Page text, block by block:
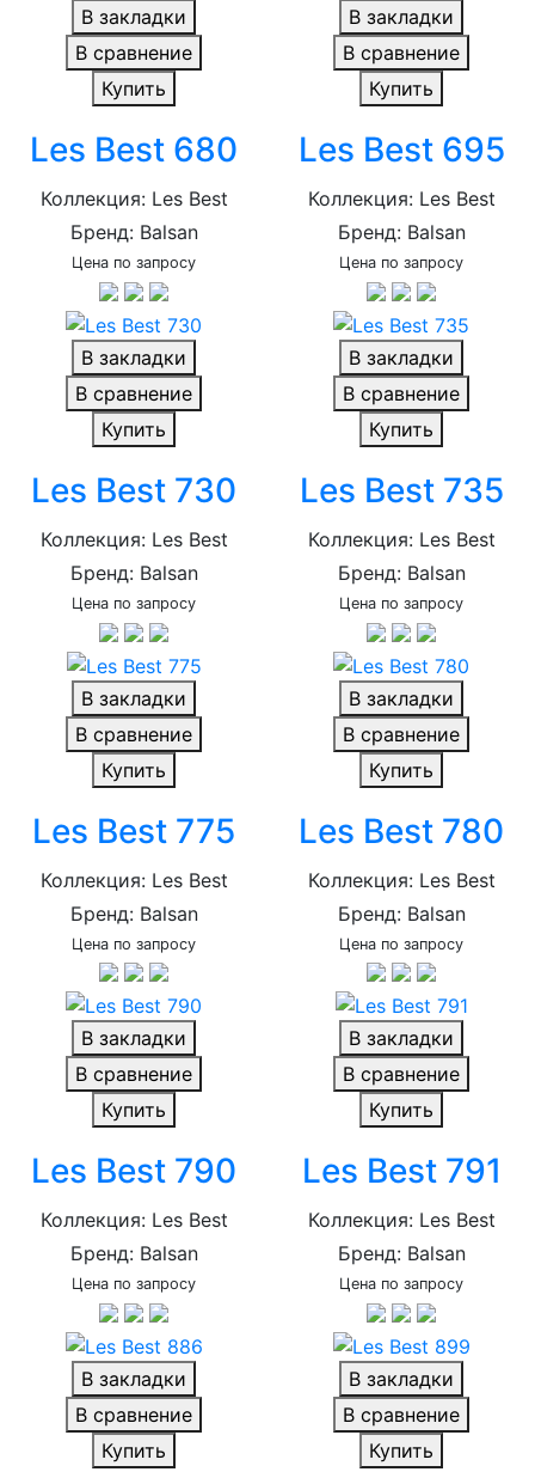
В закладки
В сравнение
Купить
Les Best 680
Коллекция: Les Best
Бренд: Balsan
Цена по запросу
В закладки
В сравнение
Купить
Les Best 695
Коллекция: Les Best
Бренд: Balsan
Цена по запросу
В закладки
В сравнение
Купить
Les Best 730
Коллекция: Les Best
Бренд: Balsan
Цена по запросу
В закладки
В сравнение
Купить
Les Best 735
Коллекция: Les Best
Бренд: Balsan
Цена по запросу
В закладки
В сравнение
Купить
Les Best 775
Коллекция: Les Best
Бренд: Balsan
Цена по запросу
В закладки
В сравнение
Купить
Les Best 780
Коллекция: Les Best
Бренд: Balsan
Цена по запросу
В закладки
В сравнение
Купить
Les Best 790
Коллекция: Les Best
Бренд: Balsan
Цена по запросу
В закладки
В сравнение
Купить
Les Best 791
Коллекция: Les Best
Бренд: Balsan
Цена по запросу
В закладки
В сравнение
Купить
В закладки
В сравнение
Купить